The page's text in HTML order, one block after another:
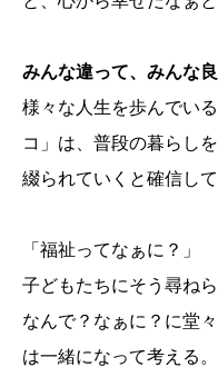
みんな違って、みんな
様々な人生を歩んでい
コ」は、普段の暮らし
綴られていくと確信して
「福祉ってなぁに？」
子どもたちにそう尋ね
なんで？なぁに？に堂
は一緒になって考える。